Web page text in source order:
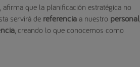
afirma que la planificación estratégica no
servirá de referencia a nuestro personal
, creando lo que conocemos como